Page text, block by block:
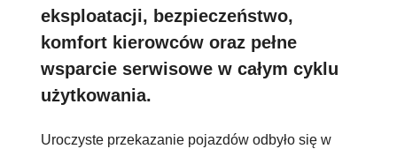
eksploatacji, bezpieczeństwo,
komfort kierowców oraz pełne
wsparcie serwisowe w całym cyklu
użytkowania.
Uroczyste przekazanie pojazdów odbyło się w